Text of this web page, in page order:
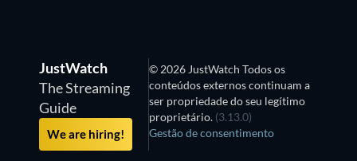
JustWatch
The Streaming
Guide
We are hiring!
© 2026 JustWatch Todos os
conteúdos externos continuam a
ser propriedade do seu legítimo
proprietário. (3.13.0)
Gestão de consentimento